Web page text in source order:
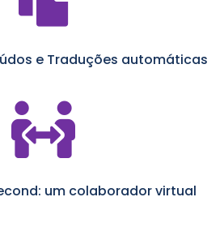
e Traduções automáticas

um colaborador virtual